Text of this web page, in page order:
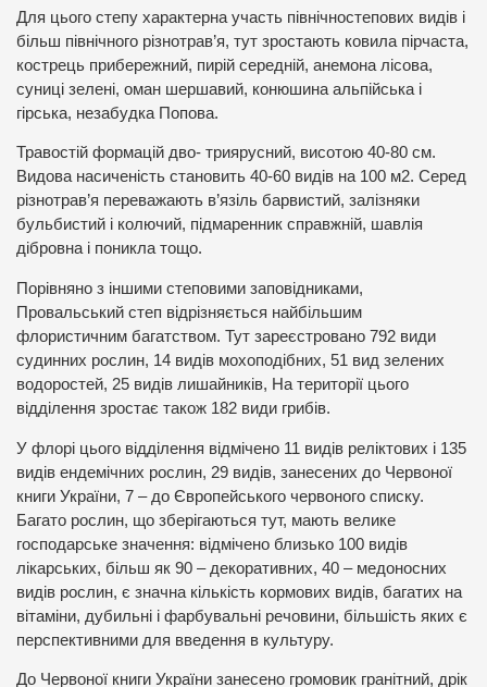
Для цього степу характерна участь північностепових видів і
більш північного різнотрав’я, тут зростають ковила пірчаста,
кострець прибережний, пирій середній, анемона лісова,
суниці зелені, оман шершавий, конюшина альпійська і
гірська, незабудка Попова.
Травостій формацій дво- триярусний, висотою 40-80 см.
Видова насиченість становить 40-60 видів на 100 м2. Серед
різнотрав’я переважають в’язіль барвистий, залізняки
бульбистий і колючий, підмаренник справжній, шавлія
дібровна і поникла тощо.
Порівняно з іншими степовими заповідниками,
Провальський степ відрізняється найбільшим
флористичним багатством. Тут зареєстровано 792 види
судинних рослин, 14 видів мохоподібних, 51 вид зелених
водоростей, 25 видів лишайників, На території цього
відділення зростає також 182 види грибів.
У флорі цього відділення відмічено 11 видів реліктових і 135
видів ендемічних рослин, 29 видів, занесених до Червоної
книги України, 7 – до Європейського червоного списку.
Багато рослин, що зберігаються тут, мають велике
господарське значення: відмічено близько 100 видів
лікарських, більш як 90 – декоративних, 40 – медоносних
видів рослин, є значна кількість кормових видів, багатих на
вітаміни, дубильні і фарбувальні речовини, більшість яких є
перспективними для введення в культуру.
До Червоної книги України занесено громовик гранітний, дрік